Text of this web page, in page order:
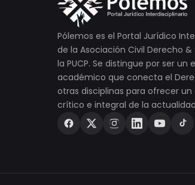
Pólemos es el Portal Jurídico
de la Asociación Civil Derecho &
la PUCP. Se distingue por ser un
académico que conecta el
otras disciplinas para ofrecer un
crítico e integral de la